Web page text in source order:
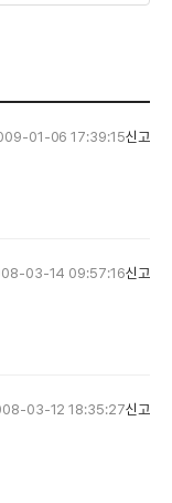
01-06 17:39:15신고
03-14 09:57:16신고
03-12 18:35:27신고